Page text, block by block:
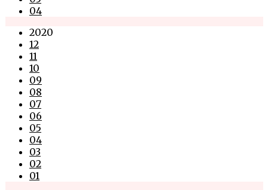
04
2020
12
11
10
09
08
07
06
05
04
03
02
01